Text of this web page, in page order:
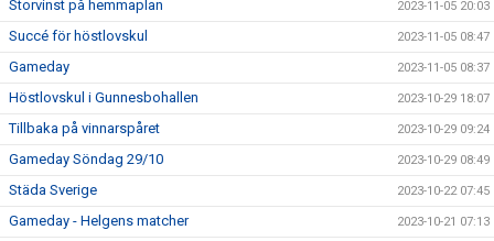
Storvinst på hemmaplan 2023-11-05 20:03
Succé för höstlovskul 2023-11-05 08:47
Gameday 2023-11-05 08:37
Höstlovskul i Gunnesbohallen 2023-10-29 18:07
Tillbaka på vinnarspåret 2023-10-29 09:24
Gameday Söndag 29/10 2023-10-29 08:49
Städa Sverige 2023-10-22 07:45
Gameday - Helgens matcher 2023-10-21 07:13